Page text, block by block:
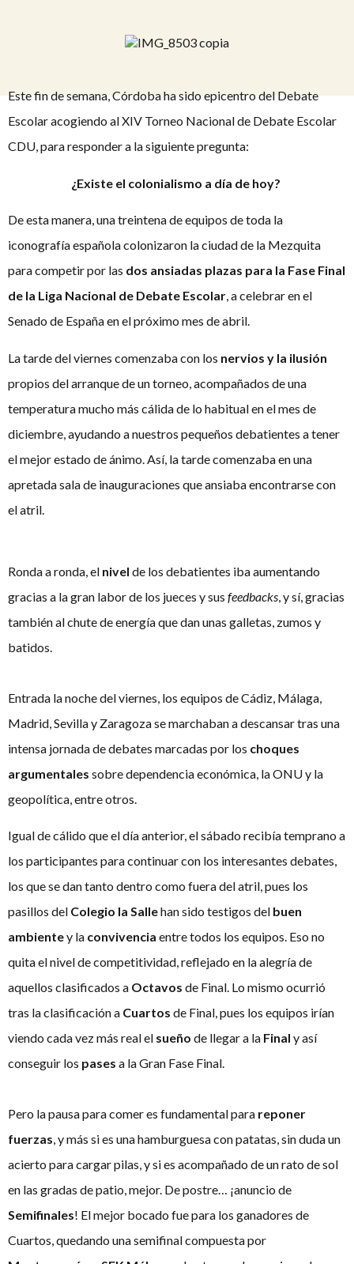
Este fin de semana, Córdoba ha sido epicentro del Debate
Escolar acogiendo al XIV Torneo Nacional de Debate Escolar
CDU, para responder a la siguiente pregunta:
¿Existe el colonialismo a día de hoy?
De esta manera, una treintena de equipos de toda la
iconografía española colonizaron la ciudad de la Mezquita
para competir por las dos ansiadas plazas para la Fase Final
de la Liga Nacional de Debate Escolar, a celebrar en el
Senado de España en el próximo mes de abril.
La tarde del viernes comenzaba con los nervios y la ilusión
propios del arranque de un torneo, acompañados de una
temperatura mucho más cálidade lo habitual en el mes de
diciembre, ayudando a nuestros pequeños debatientes a tener
el mejor estado de ánimo. Así, la tarde comenzaba en una
apretada sala de inauguraciones que ansiaba encontrarse con
el atril.
Ronda a ronda, el nivel de los debatientes iba aumentando
gracias a la gran labor de los jueces y sus feedbacks, y sí, gracias
también al chute de energía que dan unas galletas, zumos y
batidos.
Entrada la noche del viernes, los equipos de Cádiz, Málaga,
Madrid, Sevilla y Zaragoza se marchaban a descansar tras una
intensa jornada de debates marcadas por los choques
argumentales sobre dependencia económica, la ONU y la
geopolítica, entre otros.
Igual de cálido que el día anterior, el sábado recibía temprano a
los participantes para continuar con los interesantes debates,
los que se dan tanto dentro como fuera del atril, pues los
pasillos del Colegio la Sallehan sido testigos del buen
ambientey la convivencia entre todos los equipos. Eso no
quita el nivel de competitividad, reflejado en la alegría de
aquellos clasificados a Octavos de Final. Lo mismo ocurrió
tras la clasificación a Cuartos de Final, pues los equipos irían
viendo cada vez más real el sueño de llegar a la Final y así
conseguir los pases a la Gran Fase Final.
Pero la pausa para comer es fundamental para reponer
fuerzas, y más si es una hamburguesa con patatas, sin duda un
acierto para cargar pilas, y si es acompañado de un rato de sol
en las gradas de patio, mejor. De postre… ¡anuncio de
Semifinales! El mejor bocado fue para los ganadores de
Cuartos, quedando una semifinal compuesta por